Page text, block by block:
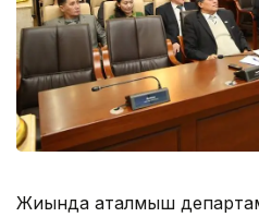
Жиында аталмыш